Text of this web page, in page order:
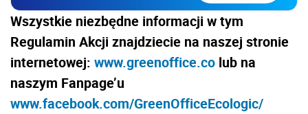
Wszystkie niezbędne informacji w tym
Regulamin Akcji znajdziecie na naszej stronie
internetowej: www.greenoffice.co lub na
naszym Fanpage’u
www.facebook.com/GreenOfficeEcologic/